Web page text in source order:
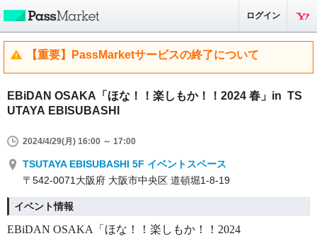
ログイン
【重要】PassMarketサービスの終了について
EBiDAN OSAKA「ほな！！楽しもか！！2024 春」in TS
UTAYA EBISUBASHI
2024/4/29(月) 16:00 ～ 17:00
TSUTAYA EBISUBASHI 5F イベントスペース
〒542-0071大阪府 大阪市中央区 道頓堀1-8-19
イベント情報
EBiDAN OSAKA「ほな！！楽しもか！！2024